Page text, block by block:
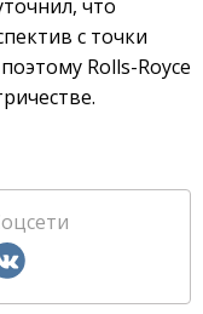
что
с точки
Rolls-Royce